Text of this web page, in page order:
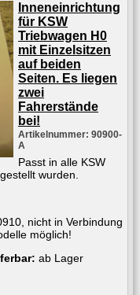
Inneneinrichtung
für KSW
Triebwagen H0
mit Einzelsitzen
auf beiden
Seiten. Es liegen
zwei
Fahrerstände
bei!
Artikelnummer: 90900-
A
Passt in alle KSW
wurden.
nicht in Verbindung
möglich!
ab Lager